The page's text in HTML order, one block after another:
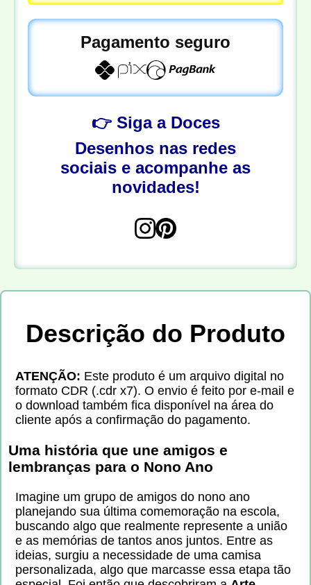
Pagamento seguro
👉 Siga a Doces
Desenhos nas redes
sociais e acompanhe as
novidades!
Descrição do Produto
ATENÇÃO: Este produto é um arquivo digital no
formato CDR (.cdr x7). O envio é feito por e-mail e
o download também fica disponível na área do
cliente após a confirmação do pagamento.
Uma história que une amigos e
lembranças para o Nono Ano
Imagine um grupo de amigos do nono ano
planejando sua última comemoração na escola,
buscando algo que realmente represente a união
e as memórias de tantos anos juntos. Entre as
ideias, surgiu a necessidade de uma camisa
personalizada, algo que marcasse essa etapa tão